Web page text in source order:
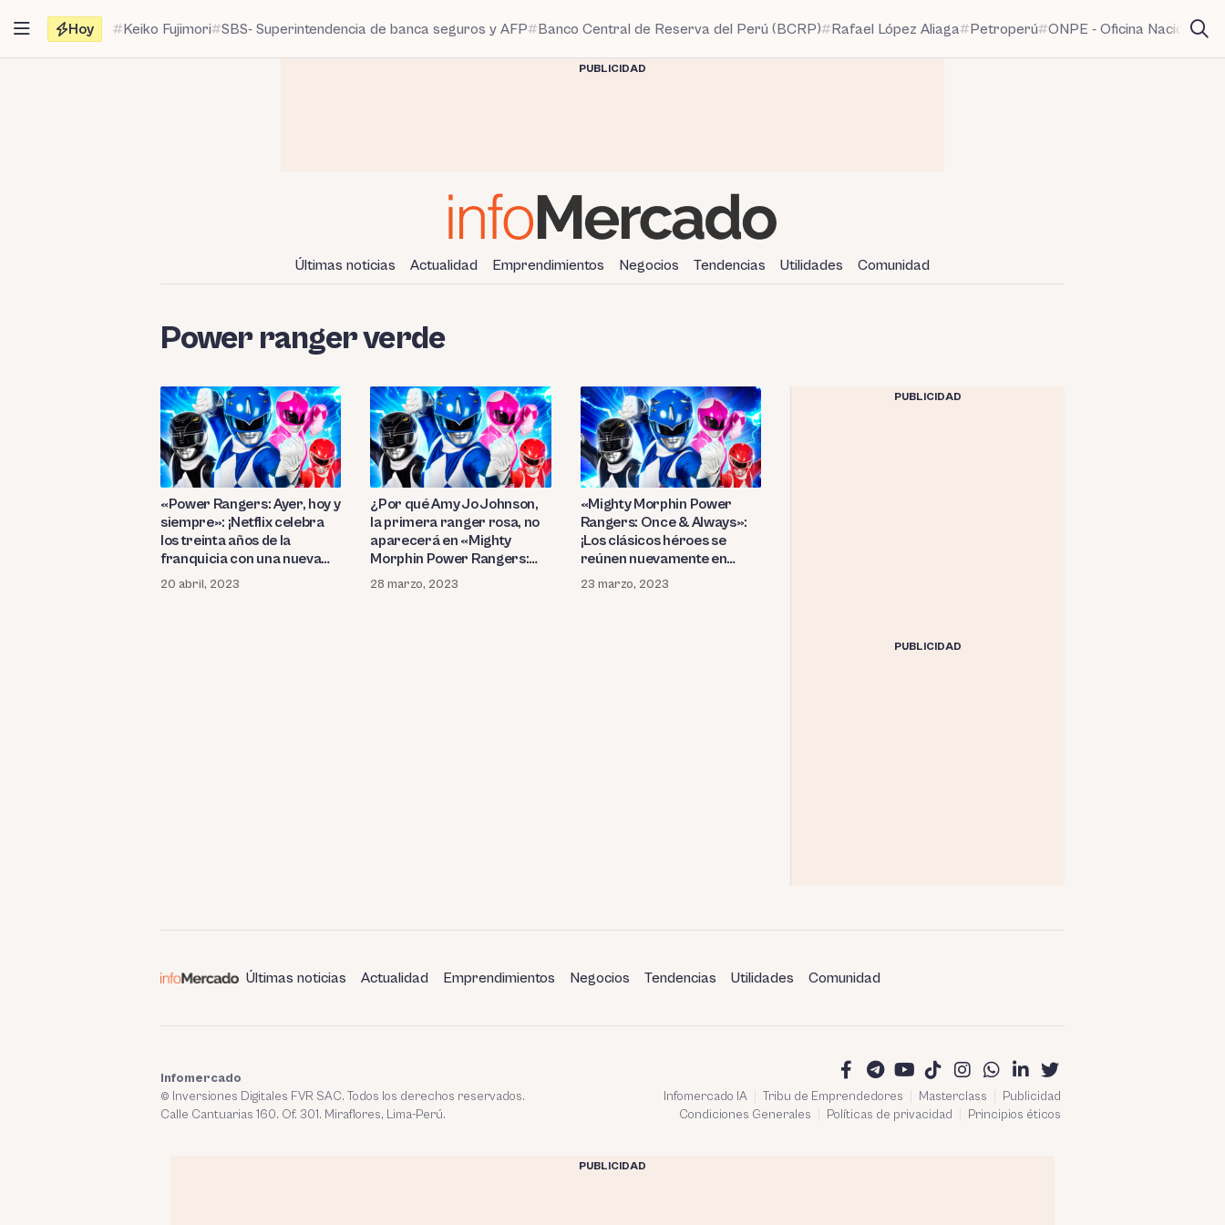
contenido
Hoy Keiko Fujimori SBS- Superintendencia de banca seguros y AFP Banco Central de Reserva del Perú (BCRP) Rafael López Aliaga Petroperú ONPE - Oficina Nacional
PUBLICIDAD
Últimas noticias Actualidad Emprendimientos Negocios Tendencias Utilidades Comunidad
Power ranger verde
«Power Rangers: Ayer, hoy y
siempre»: ¡Netflix celebra
los treinta años de la
franquicia con una nueva
película! ¿Cuáles fueron las
opiniones de los críticos?
20 abril, 2023
¿Por qué Amy Jo Johnson,
la primera ranger rosa, no
aparecerá en «Mighty
Morphin Power Rangers:
Once and Always»? ¡La
actriz confiesa por qué no
28 marzo, 2023
«Mighty Morphin Power
Rangers: Once & Always»:
¡Los clásicos héroes se
reúnen nuevamente en
Netflix! ¿Quién será el nuevo
villano al que se
23 marzo, 2023
PUBLICIDAD
PUBLICIDAD
Últimas noticias Actualidad Emprendimientos Negocios Tendencias Utilidades Comunidad
Infomercado IA Tribu de Emprendedores Masterclass
Publicidad
Condiciones Generales
Políticas de privacidad Principios éticos
Infomercado
© Inversiones Digitales FVR SAC. Todos los derechos reservados.
Calle Cantuarias 160. Of. 301. Miraflores, Lima-Perú.
PUBLICIDAD